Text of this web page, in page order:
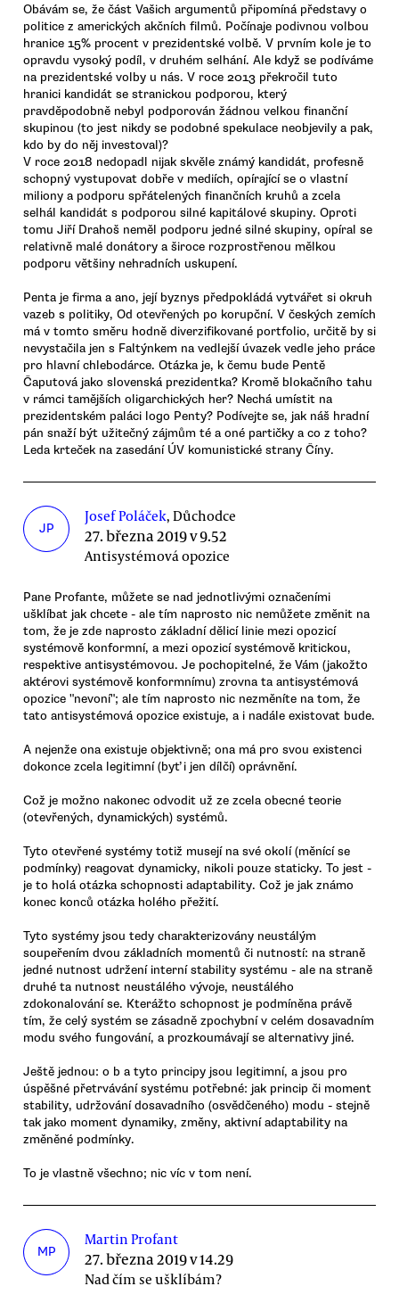
Obávám se, že část Vašich argumentů připomíná představy o
politice z amerických akčních filmů. Počínaje podivnou volbou
hranice 15% procent v prezidentské volbě. V prvním kole je to
opravdu vysoký podíl, v druhém selhání. Ale když se podíváme
na prezidentské volby u nás. V roce 2013 překročil tuto
hranici kandidát se stranickou podporou, který
pravděpodobně nebyl podporován žádnou velkou finanční
skupinou (to jest nikdy se podobné spekulace neobjevily a pak,
kdo by do něj investoval)?
V roce 2018 nedopadl nijak skvěle známý kandidát, profesně
schopný vystupovat dobře v mediích, opírající se o vlastní
miliony a podporu spřátelených finančních kruhů a zcela
selhál kandidát s podporou silné kapitálové skupiny. Oproti
tomu Jiří Drahoš neměl podporu jedné silné skupiny, opíral se
relativně malé donátory a široce rozprostřenou mělkou
podporu většiny nehradních uskupení.
Penta je firma a ano, její byznys předpokládá vytvářet si okruh
vazeb s politiky, Od otevřených po korupční. V českých zemích
má v tomto směru hodně diverzifikované portfolio, určitě by si
nevystačila jen s Faltýnkem na vedlejší úvazek vedle jeho práce
pro hlavní chlebodárce. Otázka je, k čemu bude Pentě
Čaputová jako slovenská prezidentka? Kromě blokačního tahu
v rámci tamějších oligarchických her? Nechá umístit na
prezidentském paláci logo Penty? Podívejte se, jak náš hradní
pán snaží být užitečný zájmům té a oné partičky a co z toho?
Leda krteček na zasedání ÚV komunistické strany Číny.
JP
Josef Poláček, Důchodce
27. března 2019 v 9.52
Antisystémová opozice
Pane Profante, můžete se nad jednotlivými označeními
ušklíbat jak chcete - ale tím naprosto nic nemůžete změnit na
tom, že je zde naprosto základní dělicí linie mezi opozicí
systémově konformní, a mezi opozicí systémově kritickou,
respektive antisystémovou. Je pochopitelné, že Vám (jakožto
aktérovi systémově konformnímu) zrovna ta antisystémová
opozice "nevoní"; ale tím naprosto nic nezměníte na tom, že
tato antisystémová opozice existuje, a i nadále existovat bude.
A nejenže ona existuje objektivně; ona má pro svou existenci
dokonce zcela legitimní (byť i jen dílčí) oprávnění.
Což je možno nakonec odvodit už ze zcela obecné teorie
(otevřených, dynamických) systémů.
Tyto otevřené systémy totiž musejí na své okolí (měnící se
podmínky) reagovat dynamicky, nikoli pouze staticky. To jest -
je to holá otázka schopnosti adaptability. Což je jak známo
konec konců otázka holého přežití.
Tyto systémy jsou tedy charakterizovány neustálým
soupeřením dvou základních momentů či nutností: na straně
jedné nutnost udržení interní stability systému - ale na straně
druhé ta nutnost neustálého vývoje, neustálého
zdokonalování se. Kterážto schopnost je podmíněna právě
tím, že celý systém se zásadně zpochybní v celém dosavadním
modu svého fungování, a prozkoumávají se alternativy jiné.
Ještě jednou: o b a tyto principy jsou legitimní, a jsou pro
úspěšné přetrvávání systému potřebné: jak princip či moment
stability, udržování dosavadního (osvědčeného) modu - stejně
tak jako moment dynamiky, změny, aktivní adaptability na
změněné podmínky.
To je vlastně všechno; nic víc v tom není.
MP
Martin Profant
27. března 2019 v 14.29
Nad čím se ušklíbám?